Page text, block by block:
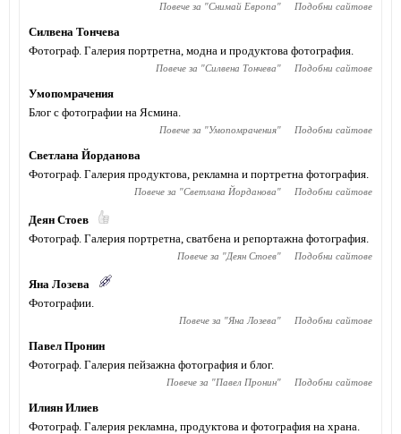
Повече за "Снимай Европа" Подобни сайтове
Силвена Тончева
Фотограф. Галерия портретна, модна и продуктова фотография.
Повече за "Силвена Тончева" Подобни сайтове
Умопомрачения
Блог с фотографии на Ясмина.
Повече за "Умопомрачения" Подобни сайтове
Светлана Йорданова
Фотограф. Галерия продуктова, рекламна и портретна фотография.
Повече за "Светлана Йорданова" Подобни сайтове
Деян Стоев
Фотограф. Галерия портретна, сватбена и репортажна фотография.
Повече за "Деян Стоев" Подобни сайтове
Яна Лозева
Фотографии.
Повече за "Яна Лозева" Подобни сайтове
Павел Пронин
Фотограф. Галерия пейзажна фотография и блог.
Повече за "Павел Пронин" Подобни сайтове
Илиян Илиев
Фотограф. Галерия рекламна, продуктова и фотография на храна.